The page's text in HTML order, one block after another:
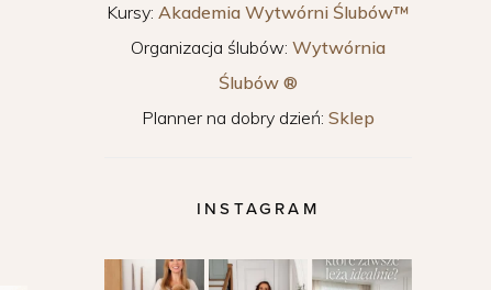
Kursy: Akademia Wytwórni Ślubów™
Organizacja ślubów: Wytwórnia
Ślubów ®
Planner na dobry dzień: Sklep
INSTAGRAM